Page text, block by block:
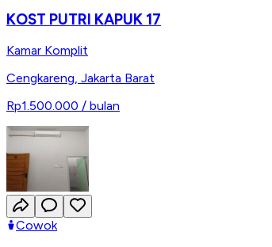
KOST PUTRI KAPUK 17
Kamar Komplit
Cengkareng, Jakarta Barat
Rp1.500.000 / bulan
Cowok